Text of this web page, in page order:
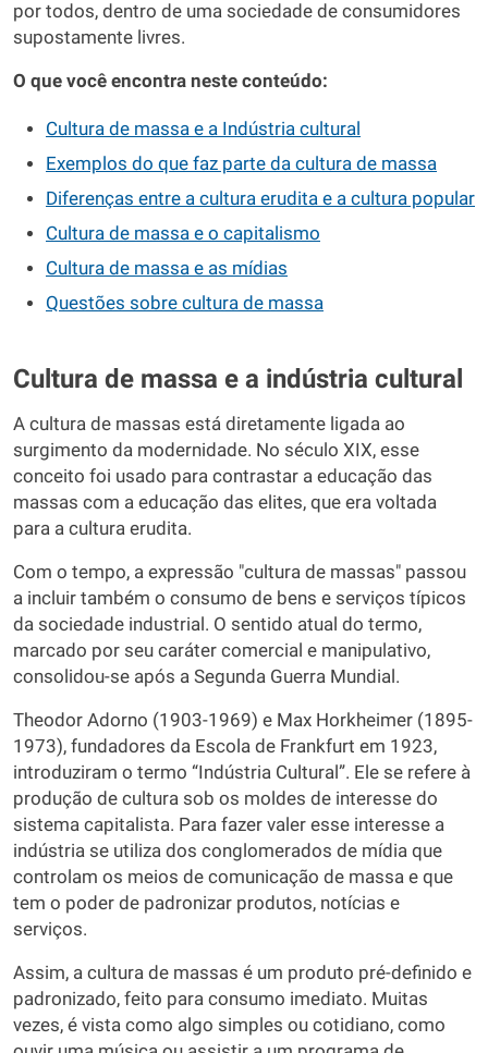
por todos, dentro de uma sociedade de consumidores
supostamente livres.
O que você encontra neste conteúdo:
Cultura de massa e a Indústria cultural
Exemplos do que faz parte da cultura de massa
Diferenças entre a cultura erudita e a cultura popular
Cultura de massa e o capitalismo
Cultura de massa e as mídias
Questões sobre cultura de massa
Cultura de massa e a indústria cultural
A cultura de massas está diretamente ligada ao
surgimento da modernidade. No século XIX, esse
conceito foi usado para contrastar a educação das
massas com a educação das elites, que era voltada
para a cultura erudita.
Com o tempo, a expressão "cultura de massas" passou
a incluir também o consumo de bens e serviços típicos
da sociedade industrial. O sentido atual do termo,
marcado por seu caráter comercial e manipulativo,
consolidou-se após a Segunda Guerra Mundial.
Theodor Adorno (1903-1969) e Max Horkheimer (1895-
1973), fundadores da Escola de Frankfurt em 1923,
introduziram o termo “Indústria Cultural”. Ele se refere à
produção de cultura sob os moldes de interesse do
sistema capitalista. Para fazer valer esse interesse a
indústria se utiliza dos conglomerados de mídia que
controlam os meios de comunicação de massa e que
tem o poder de padronizar produtos, notícias e
serviços.
Assim, a cultura de massas é um produto pré-definido e
padronizado, feito para consumo imediato. Muitas
vezes, é vista como algo simples ou cotidiano, como